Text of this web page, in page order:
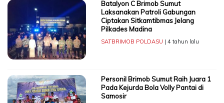
Batalyon C Brimob Sumut
Laksanakan Patroli Gabungan
Ciptakan Sitkamtibmas Jelang
Pilkades Madina
SATBRIMOB POLDASU | 4 tahun lalu
Personil Brimob Sumut Raih Juara 1
Pada Kejurda Bola Volly Pantai di
Samosir